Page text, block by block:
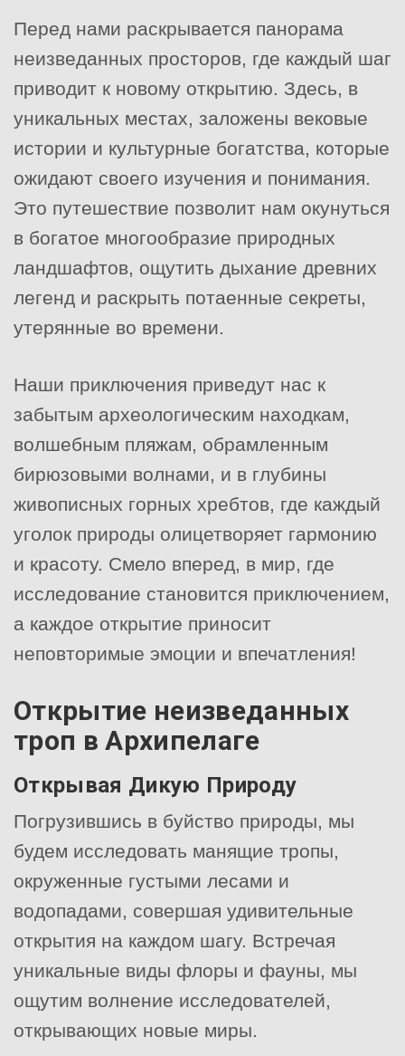
Перед нами раскрывается панорама
неизведанных просторов, где каждый шаг
приводит к новому открытию. Здесь, в
уникальных местах, заложены вековые
истории и культурные богатства, которые
ожидают своего изучения и понимания.
Это путешествие позволит нам окунуться
в богатое многообразие природных
ландшафтов, ощутить дыхание древних
легенд и раскрыть потаенные секреты,
утерянные во времени.
Наши приключения приведут нас к
забытым археологическим находкам,
волшебным пляжам, обрамленным
бирюзовыми волнами, и в глубины
живописных горных хребтов, где каждый
уголок природы олицетворяет гармонию
и красоту. Смело вперед, в мир, где
исследование становится приключением,
а каждое открытие приносит
неповторимые эмоции и впечатления!
Открытие неизведанных
троп в Архипелаге
Открывая Дикую Природу
Погрузившись в буйство природы, мы
будем исследовать манящие тропы,
окруженные густыми лесами и
водопадами, совершая удивительные
открытия на каждом шагу. Встречая
уникальные виды флоры и фауны, мы
ощутим волнение исследователей,
открывающих новые миры.